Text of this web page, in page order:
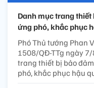
Danh mục trang
ứng phó, khắc phục
Phó Thủ tướng Phan
1508/QĐ-TTg ngày
trang thiết bị bảo
phó, khắc phục hậu